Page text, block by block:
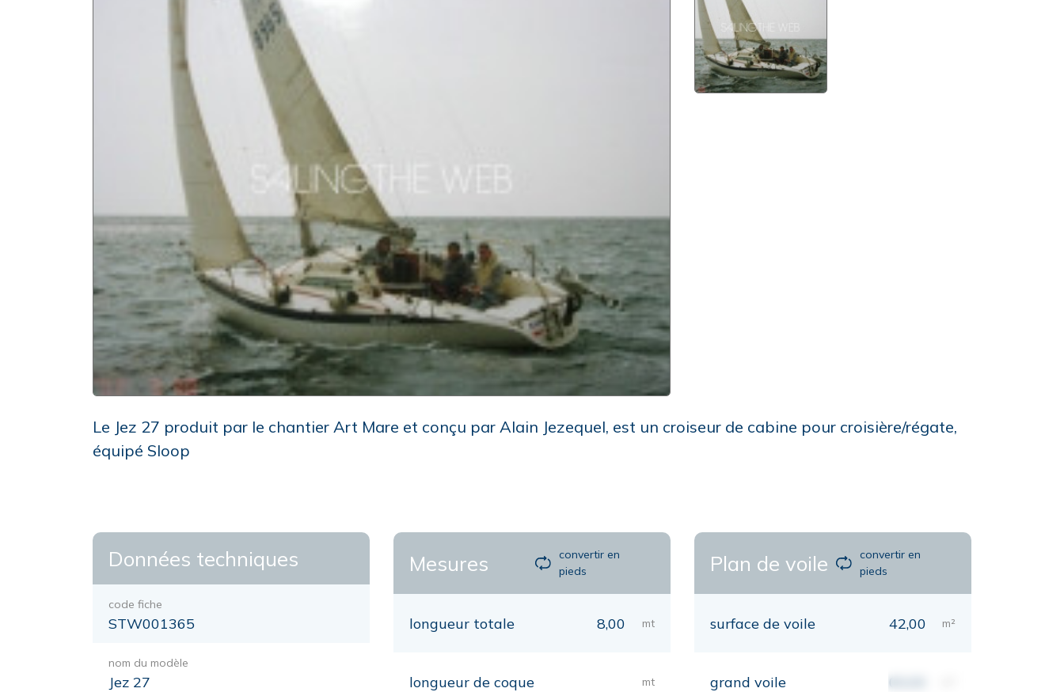
Le Jez 27 produit par le chantier Art Mare et conçu par Alain Jezequel, est un croiseur de cabine pour croisière/régate,
équipé Sloop
Données techniques
code fiche
STW001365
nom du modèle
Jez 27
Mesures
convertir en
pieds
longueur totale 8,00 mt
longueur de coque mt
Plan de voile
convertir en
pieds
surface de voile 42,00 m²
grand voile 00,00